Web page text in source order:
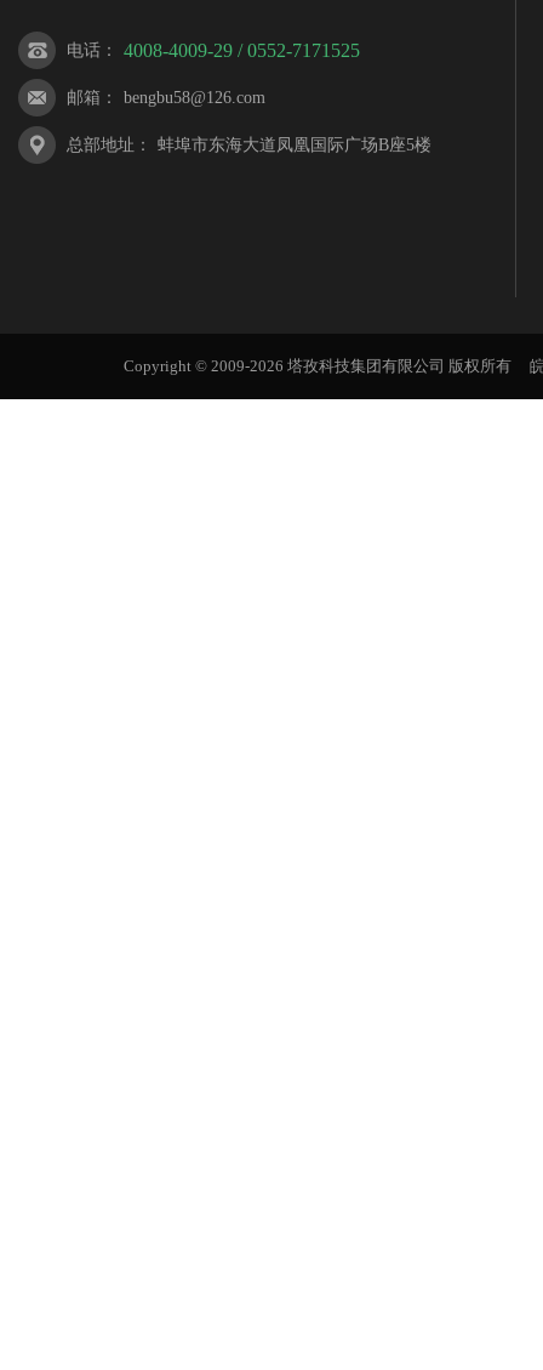
电话 ： 4008-4009-29 / 0552-7171525
邮箱 ： bengbu58@126.com
总部地址 ： 蚌埠市东海大道凤凰国际广场B座5楼
Copyright © 2009-2026 塔孜科技集团有限公司 版权所有